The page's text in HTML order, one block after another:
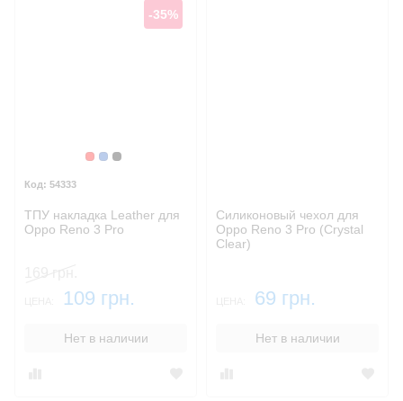
Красный
Синий, темный
Черный
-35%
54333
ТПУ накладка Leather для
Oppo Reno 3 Pro
109 грн.
Нет в наличии
Силиконовый чехол для
Oppo Reno 3 Pro (Crystal
Clear)
69 грн.
Нет в наличии